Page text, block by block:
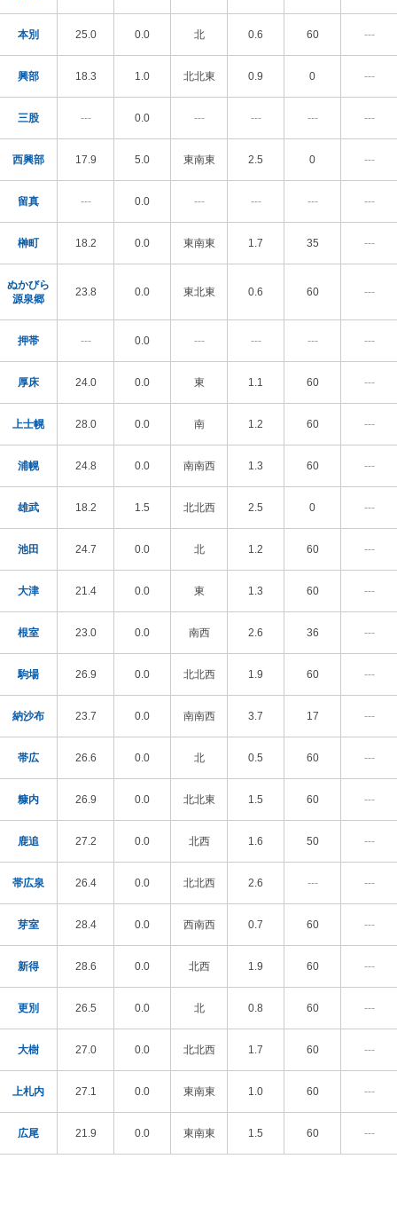
本別 25.0 0.0 北 0.6 60 ---
興部 18.3 1.0 北北東 0.9 0 ---
三股 --- 0.0 --- --- --- ---
西興部 17.9 5.0 東南東 2.5 0 ---
留真 --- 0.0 --- --- --- ---
榊町 18.2 0.0 東南東 1.7 35 ---
ぬかびら
源泉郷
23.8 0.0 東北東 0.6 60 ---
押帯 --- 0.0 --- --- --- ---
厚床 24.0 0.0 東 1.1 60 ---
上士幌 28.0 0.0 南 1.2 60 ---
浦幌 24.8 0.0 南南西 1.3 60 ---
雄武 18.2 1.5 北北西 2.5 0 ---
池田 24.7 0.0 北 1.2 60 ---
大津 21.4 0.0 東 1.3 60 ---
根室 23.0 0.0 南西 2.6 36 ---
駒場 26.9 0.0 北北西 1.9 60 ---
納沙布 23.7 0.0 南南西 3.7 17 ---
帯広 26.6 0.0 北 0.5 60 ---
糠内 26.9 0.0 北北東 1.5 60 ---
鹿追 27.2 0.0 北西 1.6 50 ---
帯広泉 26.4 0.0 北北西 2.6 --- ---
芽室 28.4 0.0 西南西 0.7 60 ---
新得 28.6 0.0 北西 1.9 60 ---
更別 26.5 0.0 北 0.8 60 ---
大樹 27.0 0.0 北北西 1.7 60 ---
上札内 27.1 0.0 東南東 1.0 60 ---
広尾 21.9 0.0 東南東 1.5 60 ---